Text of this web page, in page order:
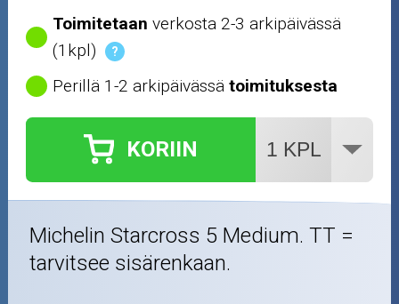
Toimitetaan verkosta 2-3 arkipäivässä
(1kpl)
?
Perillä 1-2 arkipäivässätoimituksesta
KORIIN
Michelin Starcross 5 Medium. TT =
tarvitsee sisärenkaan.